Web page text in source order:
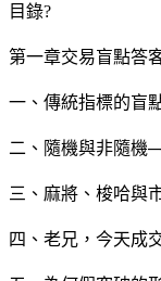
目錄?
第一章交易盲點答
一、傳統指標的盲
二、隨機與非隨機
三、麻將、梭哈與
四、老兄，今天成